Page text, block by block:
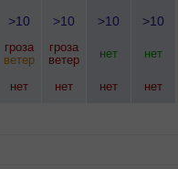
>10 >10 >10 >10
гроза
ветер
гроза
ветер
нет нет
нет нет нет нет